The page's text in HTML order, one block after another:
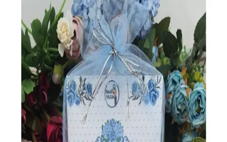
Bayramdan Kendime 10 Saat’ de Kuran
Öğreniyorum Sesli Cihazlı Kitap Mavi Ürün
İncelemesi
Sesli anlatımlı Kuran kitabı, kolay kullanım ve geniş içerik ile dini
eğitimleri hızlandırır. Çocuklar ve yetişkinler için uygun, pratik ve
eğlenceli öğrenme aracı.
Gölgeli Kuranı Kerim: Kalemle Yazılabilen, QR
Kodlu ve Sesli Özellikleriyle Dini Öğrenme Aracı
Gölgeli Kuranı Kerim, kalemle yazılabilen, QR kodu ve sesli
anlatım özellikleriyle dini öğrenmeyi kolaylaştıran yüksek kaliteli bir
eserdir. Manevi bağları güçlendirir ve öğrenme sürecini hızlandırır.